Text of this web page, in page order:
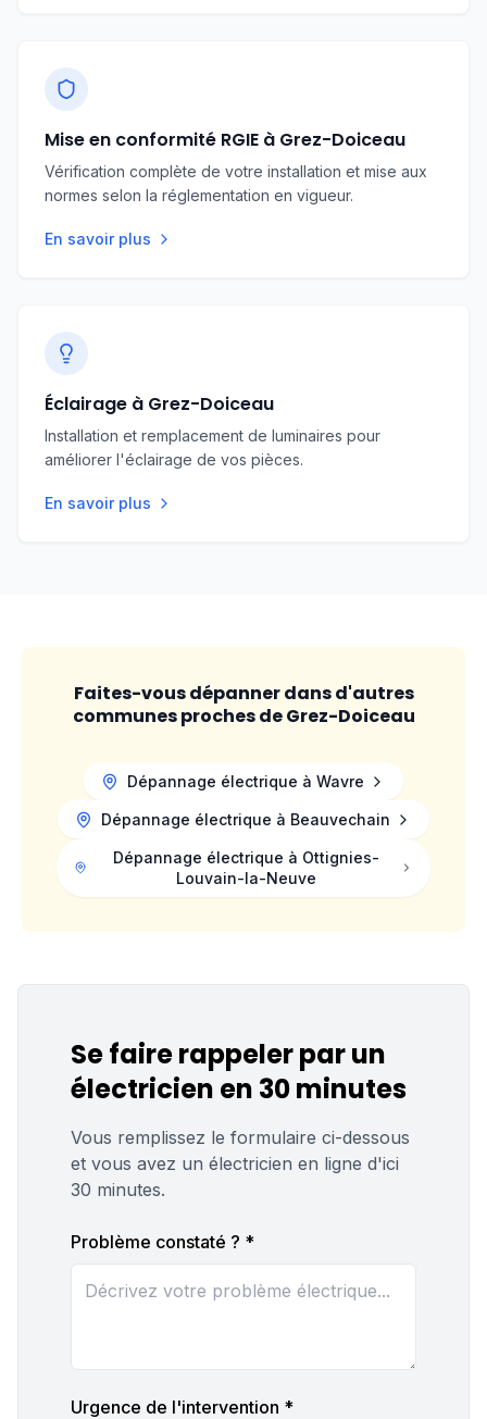
le bon fonctionnement des machines et la
ainsi habitués à intervenir dans ces contextes
particuliers qui diffèrent des logements
résidentiels classiques.
Mise en conformité RGIE à Grez-Doiceau
Vérification complète de votre installation et mise aux
normes selon la réglementation en vigueur.
En savoir plus
Éclairage à Grez-Doiceau
Installation et remplacement de luminaires pour
améliorer l'éclairage de vos pièces.
En savoir plus
Faites-vous dépanner dans d'autres
communes proches deGrez-Doiceau
Dépannage électrique à Wavre
Dépannage électrique à Beauvechain
Dépannage électrique à Ottignies-
Louvain-la-Neuve
Se faire rappeler par un
électricien en 30 minutes
Vous remplissez le formulaire ci-dessous
et vous avez un électricien en ligne d'ici
30 minutes.
Problème constaté ? *
Urgence de l'intervention *